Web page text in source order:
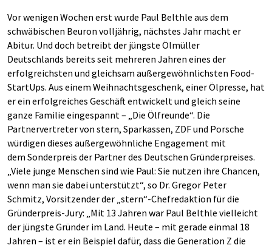
Vor wenigen Wochen erst wurde Paul Belthle aus dem
schwäbischen Beuron volljährig, nächstes Jahr macht er
Abitur. Und doch betreibt der jüngste Ölmüller
Deutschlands bereits seit mehreren Jahren eines der
erfolgreichsten und gleichsam außergewöhnlichsten Food-
StartUps. Aus einem Weihnachtsgeschenk, einer Ölpresse, hat
er ein erfolgreiches Geschäft entwickelt und gleich seine
ganze Familie eingespannt – „Die Ölfreunde“. Die
Partnervertreter von stern, Sparkassen, ZDF und Porsche
würdigen dieses außergewöhnliche Engagement mit
dem Sonderpreis der Partner des Deutschen Gründerpreises.
„Viele junge Menschen sind wie Paul: Sie nutzen ihre Chancen,
wenn man sie dabei unterstützt“, so Dr. Gregor Peter
Schmitz, Vorsitzender der „stern“-Chefredaktion für die
Gründerpreis-Jury: „Mit 13 Jahren war Paul Belthle vielleicht
der jüngste Gründer im Land. Heute – mit gerade einmal 18
Jahren – ist er ein Beispiel dafür, dass die Generation Z die